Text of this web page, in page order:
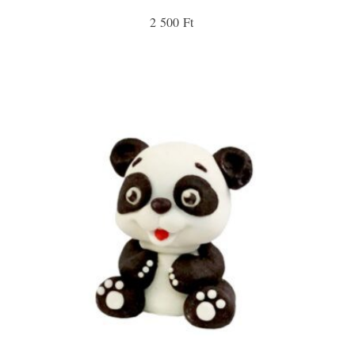
2 500 Ft